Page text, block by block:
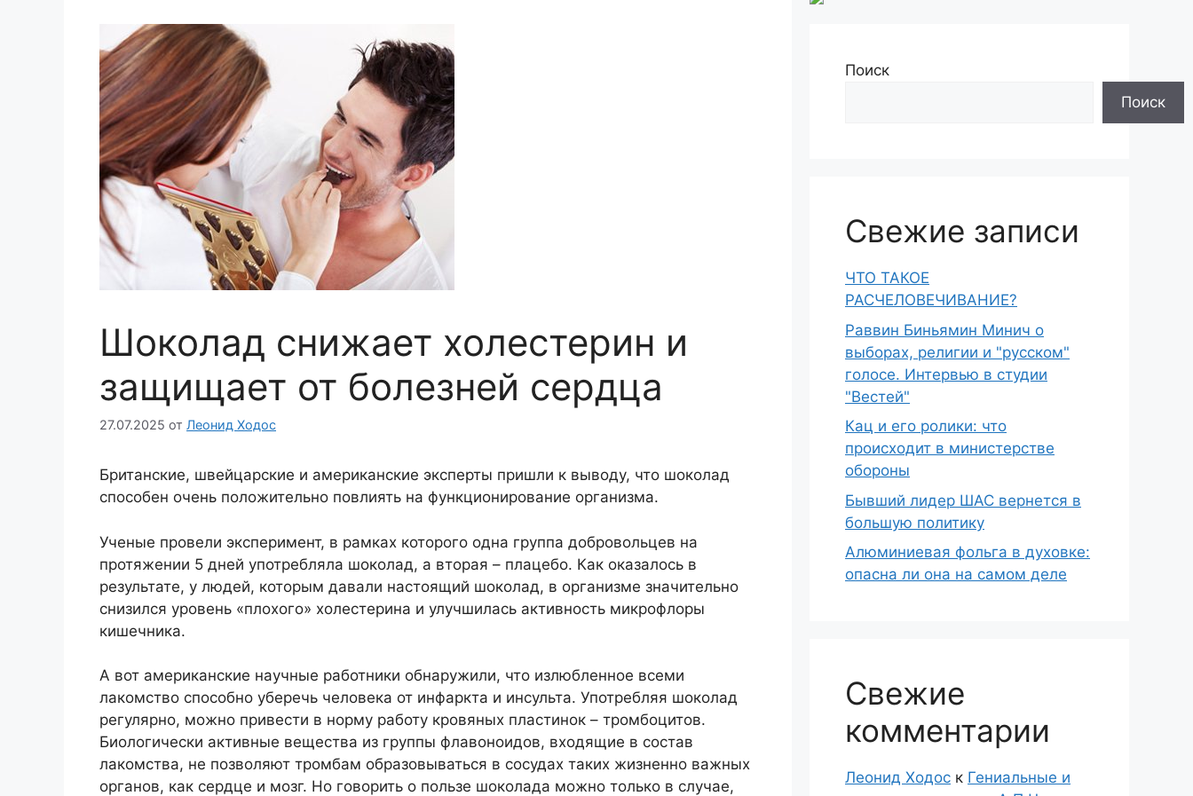
Шоколад снижает холестерин и
защищает от болезней сердца
27.07.2025 от Леонид Ходос
Британские, швейцарские и американские эксперты пришли к выводу, что шоколад
способен очень положительно повлиять на функционирование организма.
Ученые провели эксперимент, в рамках которого одна группа добровольцев на
протяжении 5 дней употребляла шоколад, а вторая – плацебо. Как оказалось в
результате, у людей, которым давали настоящий шоколад, в организме значительно
снизился уровень «плохого» холестерина и улучшилась активность микрофлоры
кишечника.
А вот американские научные работники обнаружили, что излюбленное всеми
лакомство способно уберечь человека от инфаркта и инсульта. Употребляя шоколад
регулярно, можно привести в норму работу кровяных пластинок – тромбоцитов.
Биологически активные вещества из группы флавоноидов, входящие в состав
лакомства, не позволяют тромбам образовываться в сосудах таких жизненно важных
органов, как сердце и мозг. Но говорить о пользе шоколада можно только в случае,
Поиск
Поиск
Свежие записи
ЧТО ТАКОЕ
РАСЧЕЛОВЕЧИВАНИЕ?
Раввин Биньямин Минич о
выборах, религии и "русском"
голосе. Интервью в студии
"Вестей"
Кац и его ролики: что
происходит в министерстве
обороны
Бывший лидер ШАС вернется в
большую политику
Алюминиевая фольга в духовке:
опасна ли она на самом деле
Свежие
комментарии
Леонид Ходос к Гениальные и